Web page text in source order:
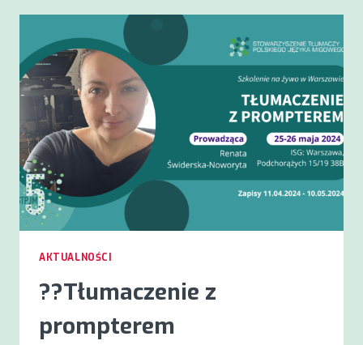
ZAWODZIE
TŁUMACZA
PJM
AKTUALNOŚCI
?️?Tłumaczenie z
prompterem